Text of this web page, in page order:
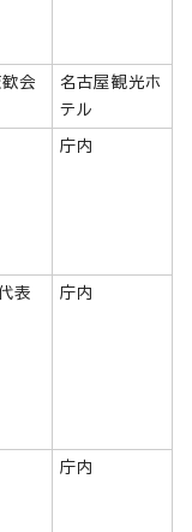
会
名古屋観光ホ
テル
庁内
表
庁内
庁内